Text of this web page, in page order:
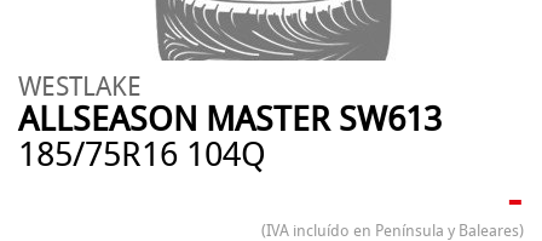
WESTLAKE
ALLSEASON MASTER SW613
185/75R16 104Q
-
(IVA incluído en Península y Baleares)